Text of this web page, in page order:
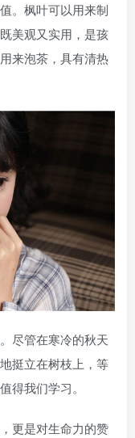
。枫叶可以用来制
美观又实用，是孩
来泡茶，具有清热
尽管在寒冷的秋天
挺立在树枝上，等
得我们学习。
更是对生命力的赞